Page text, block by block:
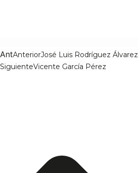
AntAnteriorJosé Luis Rodríguez Álvarez
SiguienteVicente García Pérez